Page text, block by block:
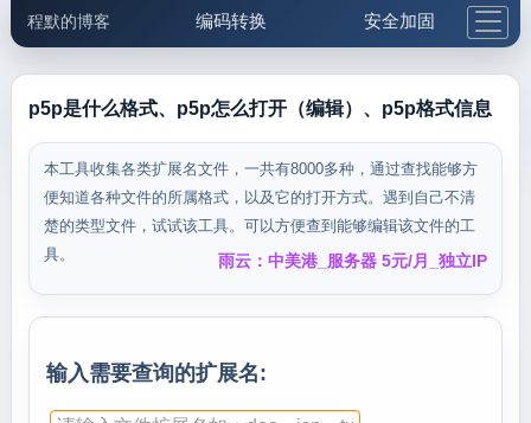
程默的博客 编码转换 安全加固
邮件工具 生活便民 更多工具
5.1支付宝大红包
p5p是什么格式、p5p怎么打开（编辑）、p5p格式信息
本工具收集各类扩展名文件，一共有8000多种，通过查找能够方
便知道各种文件的所属格式，以及它的打开方式。遇到自己不清
楚的类型文件，试试该工具。可以方便查到能够编辑该文件的工
具。
雨云：中美港_服务器 5元/月_独立IP
输入需要查询的扩展名: